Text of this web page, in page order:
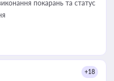
покарань та статус
+18